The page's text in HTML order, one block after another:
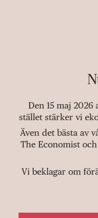
Den 15 maj
stället stärker vi
Även det bästa av
The Economist
Vi beklagar om